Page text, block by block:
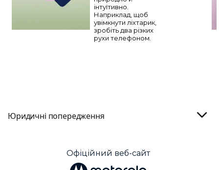
інтуїтивно.
Наприклад, щоб
увімкнути ліхтарик,
зробіть два різких
рухи телефоном.
Юридичні попередження
Офіційний веб-сайт